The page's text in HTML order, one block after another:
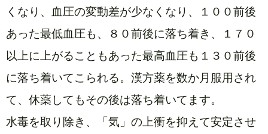
くなり、血圧の変動差が少なくなり、１００前後
あった最低血圧も、８０前後に落ち着き、１７０
以上に上がることもあった最高血圧も１３０前後
に落ち着いてこられる。漢方薬を数か月服用され
て、休薬してもその後は落ち着いてます。
水毒を取り除き、「気」の上衝を抑えて安定させ